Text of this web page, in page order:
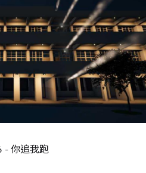
- 你追我跑